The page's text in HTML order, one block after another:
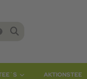
AKTIONSTEE